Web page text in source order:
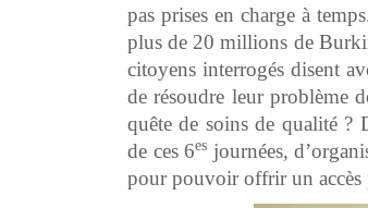
pas prises en charge à
plus de 20 millions de
citoyens interrogés disent
de résoudre leur problème
quête de soins de qualité ?
de ces 6es journées,
pour pouvoir offrir un accès